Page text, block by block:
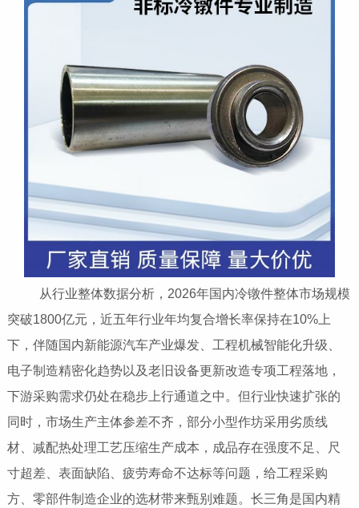
从行业整体数据分析，2026年国内冷镦件整体市场规模
突破1800亿元，近五年行业年均复合增长率保持在10%上
下，伴随国内新能源汽车产业爆发、工程机械智能化升级、
电子制造精密化趋势以及老旧设备更新改造专项工程落地，
下游采购需求仍处在稳步上行通道之中。但行业快速扩张的
同时，市场生产主体参差不齐，部分小型作坊采用劣质线
材、减配热处理工艺压缩生产成本，成品存在强度不足、尺
寸超差、表面缺陷、疲劳寿命不达标等问题，给工程采购
方、零部件制造企业的选材带来甄别难题。长三角是国内精